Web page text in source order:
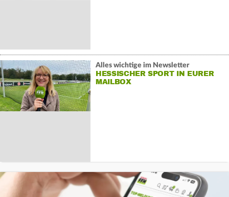
Alles wichtige im Newsletter
HESSISCHER SPORT IN EURER
MAILBOX